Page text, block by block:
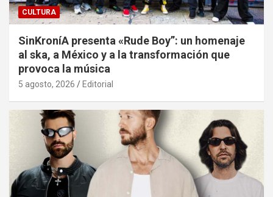
CULTURA
SinKroníA presenta «Rude Boy”: un homenaje
al ska, a México y a la transformación que
provoca la música
5 agosto, 2026 Editorial